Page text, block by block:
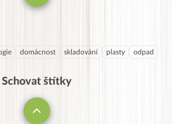
domácnost skladování plasty odpad
Schovat štítky